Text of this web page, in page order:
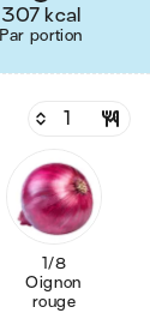
307 kcal
Par portion
1/8
Oignon
rouge